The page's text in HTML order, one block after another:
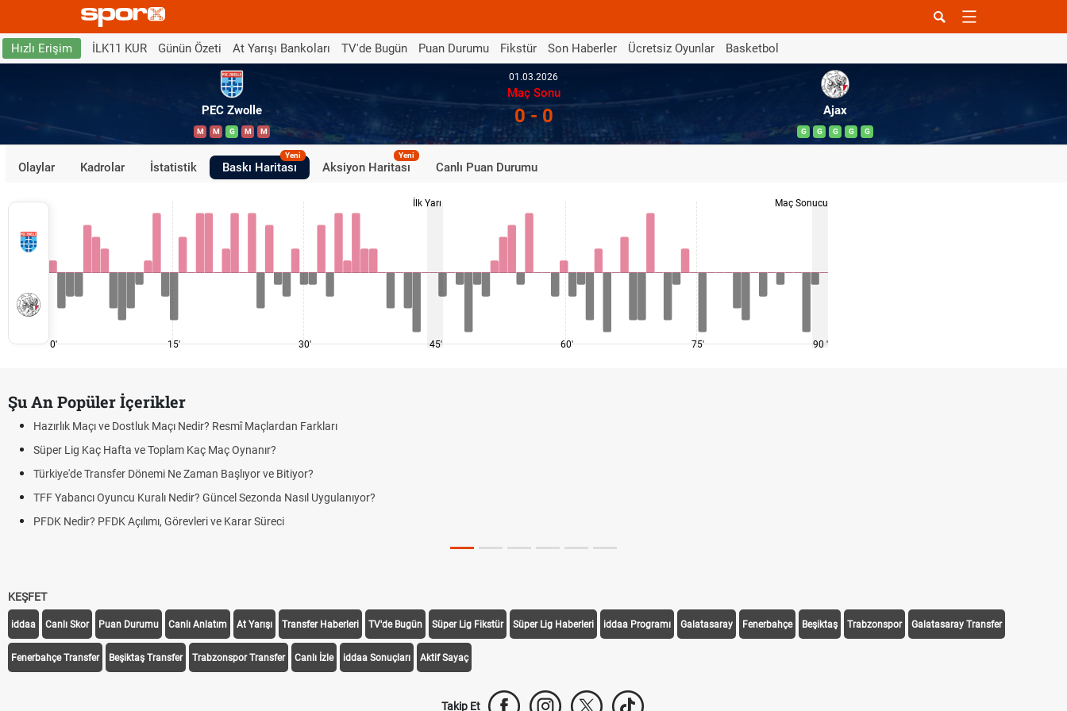
Hızlı Erişim İLK11 KUR Günün Özeti At Yarışı Bankoları TV'de Bugün Puan Durumu Fikstür Son Haberler Ücretsiz Oyunlar Basketbol
PEC Zwolle
M M G M M
01.03.2026
Maç Sonu
0 - 0 Ajax
G G G G G
Olaylar Kadrolar İstatistik Baskı Haritası
Yeni
Aksiyon Haritası
Yeni
Canlı Puan Durumu
0' 15' 30'
İlk Yarı
45' 60' 75'
Maç Sonucu
90 '
Şu An Popüler İçerikler
Hazırlık Maçı ve Dostluk Maçı Nedir? Resmî Maçlardan Farkları
Süper Lig Kaç Hafta ve Toplam Kaç Maç Oynanır?
Türkiye'de Transfer Dönemi Ne Zaman Başlıyor ve Bitiyor?
TFF Yabancı Oyuncu Kuralı Nedir? Güncel Sezonda Nasıl Uygulanıyor?
PFDK Nedir? PFDK Açılımı, Görevleri ve Karar Süreci
KEŞFET
iddaa Canlı Skor Puan Durumu Canlı Anlatım At Yarışı Transfer Haberleri TV'de Bugün Süper Lig Fikstür Süper Lig Haberleri iddaa Programı Galatasaray Fenerbahçe Beşiktaş Trabzonspor Galatasaray Transfer
Fenerbahçe Transfer Beşiktaş Transfer Trabzonspor Transfer Canlı İzle iddaa Sonuçları Aktif Sayaç
Takip Et